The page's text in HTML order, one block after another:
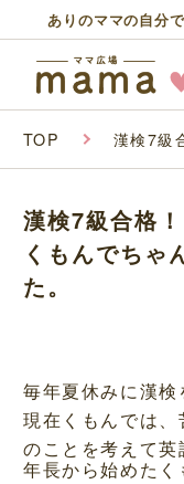
ありのママの自分
TOP 漢検7級
漢検7級合格
くもんでちゃ
た。
毎年夏休みに漢検
現在くもんでは
のことを考えて英
年長から始めたく